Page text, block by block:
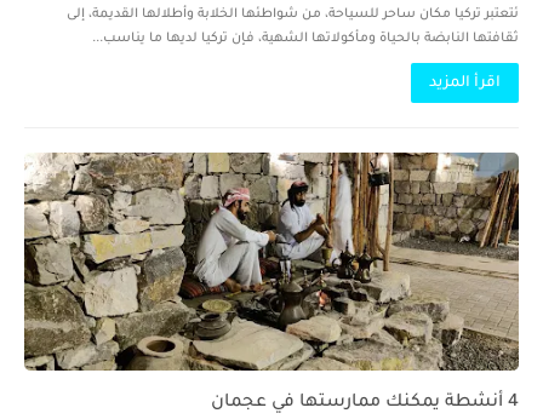
ئتعتبر تركيا مكان ساحر للسياحة، من شواطئها الخلابة وأطلالها القديمة، إلى
ثقافتها النابضة بالحياة ومأكولاتها الشهية، فإن تركيا لديها ما يناسب...
اقرأ المزيد
4 أنشطة يمكنك ممارستها في عجمان